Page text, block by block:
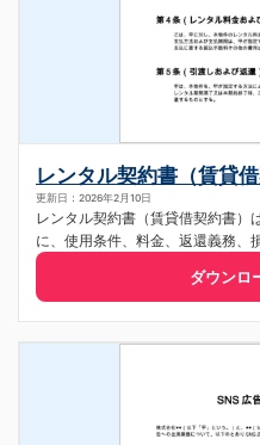
レンタル契約書（賃貸借
更新日：2026年2月10日
レンタル契約書（賃貸借契約書）
に、使用条件、料金、返還義務、
ダウンロ